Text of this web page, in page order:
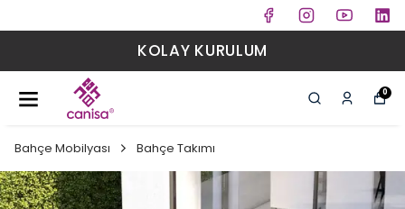
KOLAY KURULUM
0
Bahçe Mobilyası Bahçe Takımı